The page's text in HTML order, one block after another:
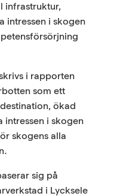
infrastruktur,
intressen i skogen
i rapporten
som ett
ökad
intressen i skogen
skogens alla
sig på
i Lycksele